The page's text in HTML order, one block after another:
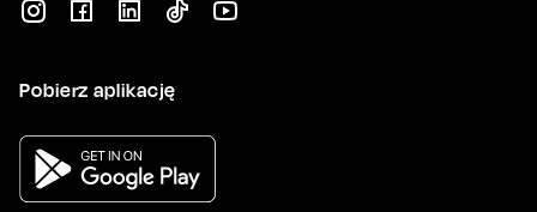
Pobierz aplikację